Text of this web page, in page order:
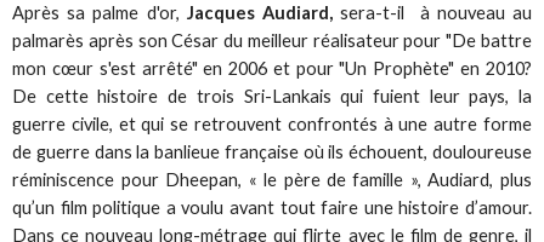
Après sa palme d'or, Jacques Audiard, sera-t-il à nouveau au
palmarès après son César du meilleur réalisateur pour "De battre
mon cœur s'est arrêté" en 2006 et pour "Un Prophète" en 2010?
De cette histoire de trois Sri-Lankais qui fuient leur pays, la
guerre civile, et qui se retrouvent confrontés à une autre forme
de guerre dans la banlieue française où ils échouent, douloureuse
réminiscence pour Dheepan, « le père de famille », Audiard, plus
qu’un film politique a voulu avant tout faire une histoire d’amour.
Dans ce nouveau long-métrage qui flirte avec le film de genre, il